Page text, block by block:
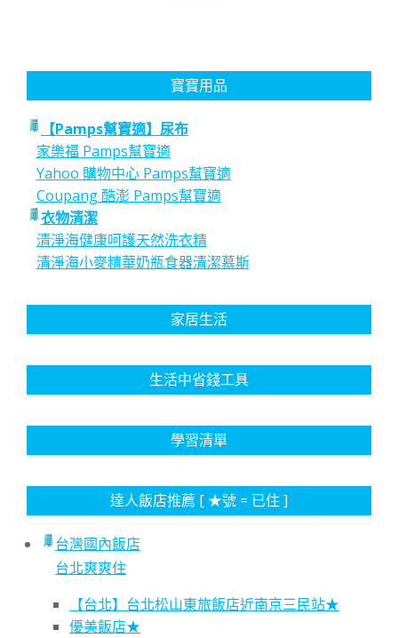
寶寶用品
【Pamps幫寶適】尿布
家樂福 Pamps幫寶適
Yahoo 購物中心 Pamps幫寶適
Coupang 酷澎 Pamps幫寶適
衣物清潔
清淨海健康呵護天然洗衣精
清淨海小麥精華奶瓶食器清潔慕斯
家居生活
生活中省錢工具
學習清單
達人飯店推薦 [ ★號 = 已住 ]
台灣國內飯店
台北爽爽住
【台北】台北松山東旅飯店近南京三民站★
優美飯店★